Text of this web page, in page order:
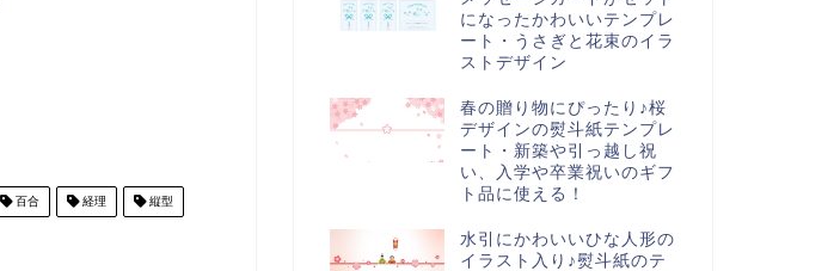
百合 経理 縦型
になったかわいいテンプレ
ート・うさぎと花束のイラ
ストデザイン
春の贈り物にぴったり♪桜
デザインの熨斗紙テンプレ
ート・新築や引っ越し祝
い、入学や卒業祝いのギフ
ト品に使える！
水引にかわいいひな人形の
イラスト入り♪熨斗紙のテ